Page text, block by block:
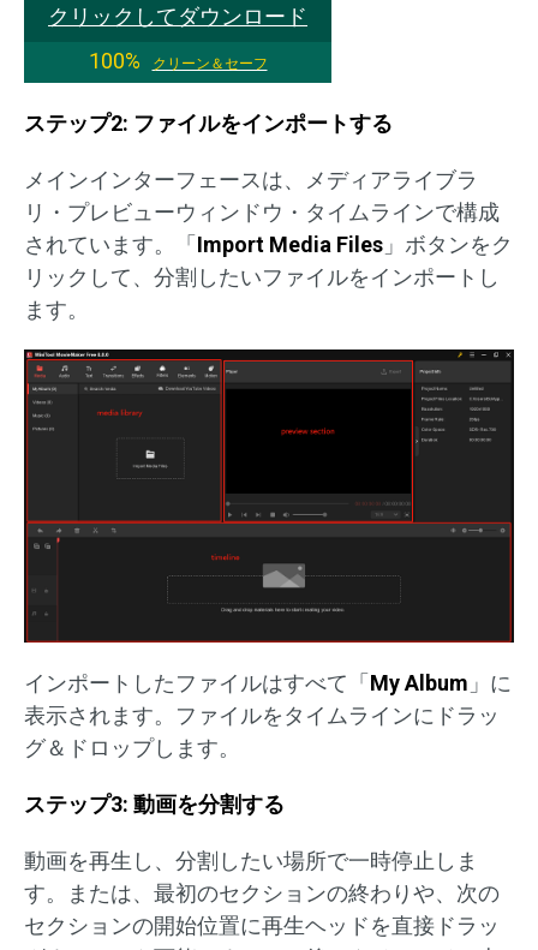
クリックしてダウンロード
100%
クリーン＆セーフ
ステップ2: ファイルをインポートする
メインインターフェースは、メディアライブラ
リ・プレビューウィンドウ・タイムラインで構成
されています。「 Import Media Files 」ボタンをク
リックして、分割したいファイルをインポートし
ます。
インポートしたファイルはすべて「My Album 」に
表示されます。ファイルをタイムラインにドラッ
グ＆ドロップします。
ステップ3: 動画を分割する
動画を再生し、分割したい場所で一時停止しま
す。または、最初のセクションの終わりや、次の
セクションの開始位置に再生ヘッドを直接ドラッ